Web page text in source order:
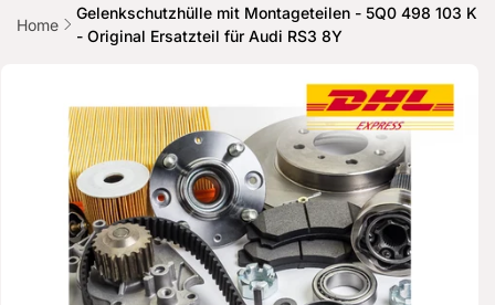
Home
Gelenkschutzhülle mit Montageteilen - 5Q0 498 103 K
- Original Ersatzteil für Audi RS3 8Y